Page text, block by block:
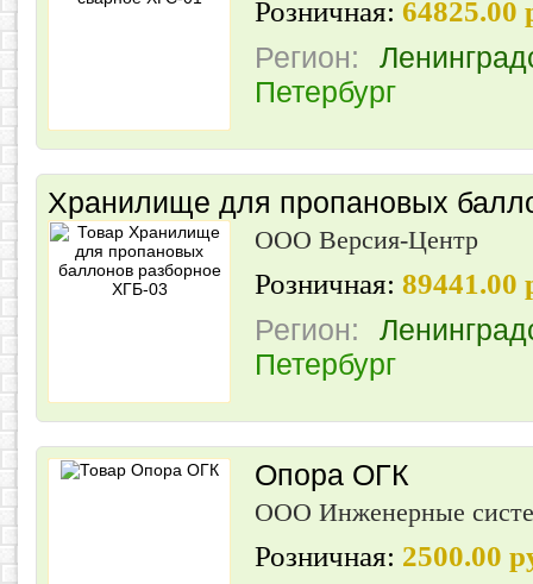
Розничная: 64825.00
Регион:
Петербург
Хранилище для пропановых
ООО Версия-Центр
Розничная: 89441.00
Регион:
Петербург
Опора ОГК
ООО Инженерные
Розничная: 2500.00